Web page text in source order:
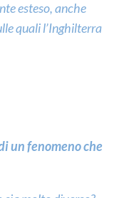
esteso, anche
quali l’Inghilterra
un fenomeno che